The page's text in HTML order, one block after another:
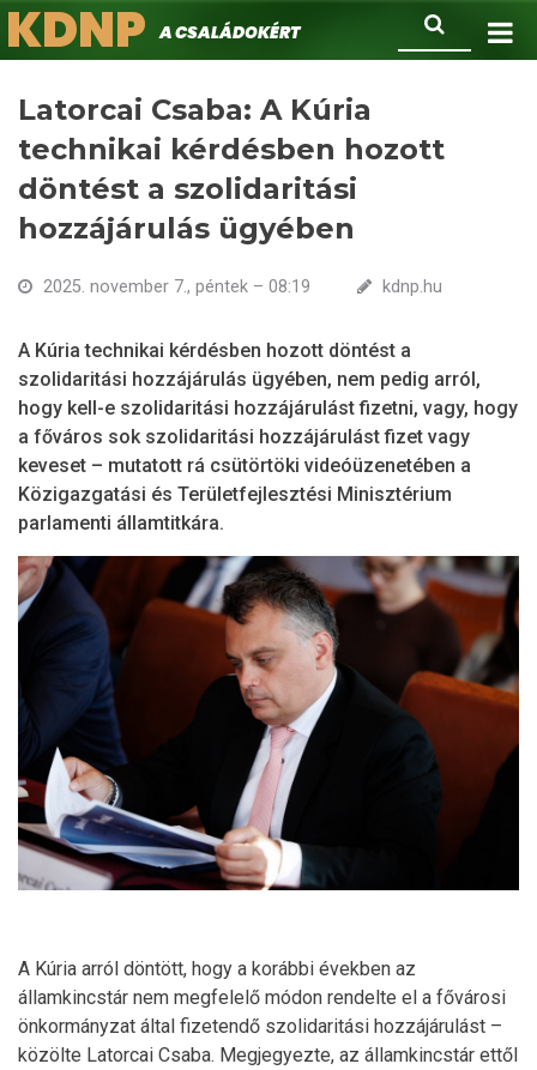
Ugrás
a
Keresés
KDNPA családokért.
Latorcai Csaba: A Kúria
technikai kérdésben hozott
döntést a szolidaritási
hozzájárulás ügyében
2025. november 7., péntek – 08:19 kdnp.hu
A Kúria technikai kérdésben hozott döntést a
szolidaritási hozzájárulás ügyében, nem pedig arról,
hogy kell-e szolidaritási hozzájárulást fizetni, vagy, hogy
a főváros sok szolidaritási hozzájárulást fizet vagy
keveset – mutatott rá csütörtöki videóüzenetében a
Közigazgatási és Területfejlesztési Minisztérium
parlamenti államtitkára.
A Kúria arról döntött, hogy a korábbi években az
államkincstár nem megfelelő módon rendelte el a fővárosi
önkormányzat által fizetendő szolidaritási hozzájárulást –
közölte Latorcai Csaba. Megjegyezte, az államkincstár ettől